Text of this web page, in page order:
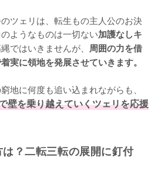
ツェリは、転生もの主人公のお決
ようなものは一切ない加護なしキ
ではいきませんが、 周囲の力を借
実に領地を発展させていきます。
地に何度も追い込まれながらも、
壁を乗り越えていくツェリを応援
？二転三転の展開に釘付